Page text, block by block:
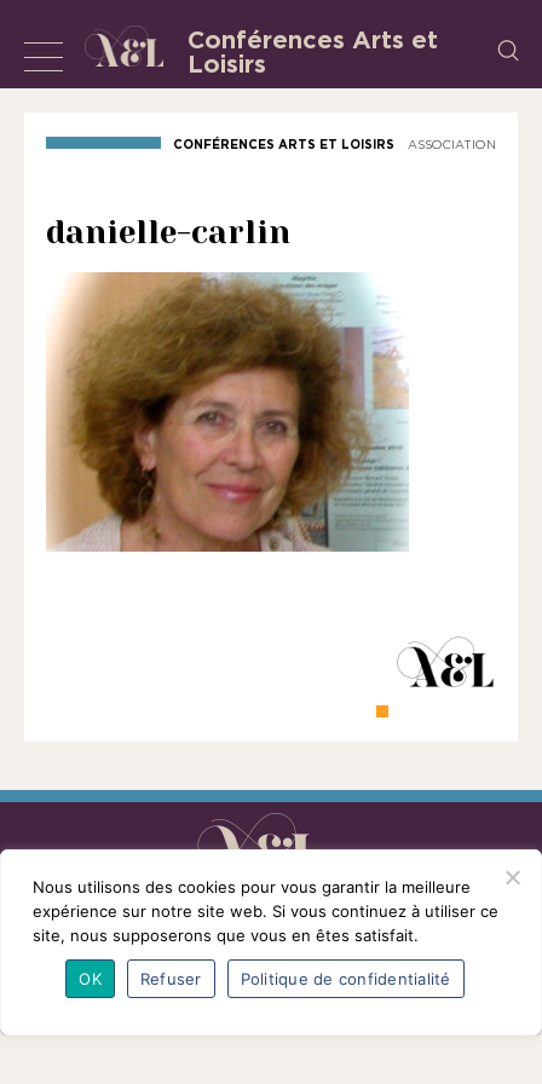
contenu
Conférences Arts et
Loisirs
L’Association
«
Conférences
Loisirs
»
une
association
régie
par
la
loi
de
1901
Afficher
masquer
navigation
CONFÉRENCES ARTS ET LOISIRS ASSOCIATION
danielle-carlin
L’association Programmes
Intervenants
Adhésions
Partenaires
Contact
Mentions légales
© Conférences arts et loisirs 2026
Nous
Nous utilisons des cookies pour vous garantir la meilleure
expérience sur notre site web. Si vous continuez à utiliser ce
site, nous supposerons que vous en êtes satisfait.
OK Refuser Politique de confidentialité